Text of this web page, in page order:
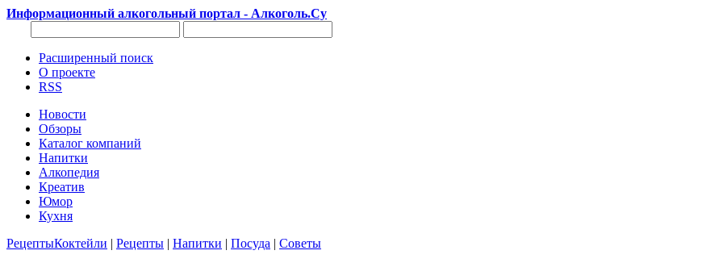
Информационный алкогольный портал - Алкоголь.Су
Расширенный поиск
О проекте
RSS
Новости
Обзоры
Каталог компаний
Напитки
Алкопедия
Креатив
Юмор
Кухня
РецептыКоктейли | Рецепты | Напитки | Посуда | Советы